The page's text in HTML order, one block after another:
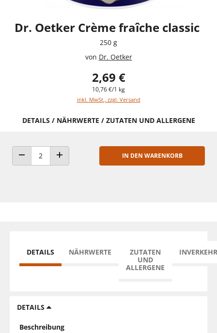
Dr. Oetker Crème fraîche classic
250 g
von Dr. Oetker
2,69 €
10,76 €/1 kg
inkl. MwSt., zzgl. Versand
DETAILS / NÄHRWERTE / ZUTATEN UND ALLERGENE
ANZAHL VERRINGERNANZAHL ERHÖHEN
IN DEN WARENKORB
DETAILS NÄHRWERTE
ZUTATEN
UND
ALLERGENE
DETAILS
Beschreibung